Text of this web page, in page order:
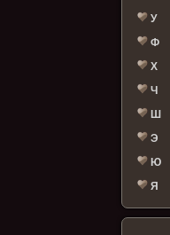
У
Ф
Х
Ч
Ш
Э
Ю
Я